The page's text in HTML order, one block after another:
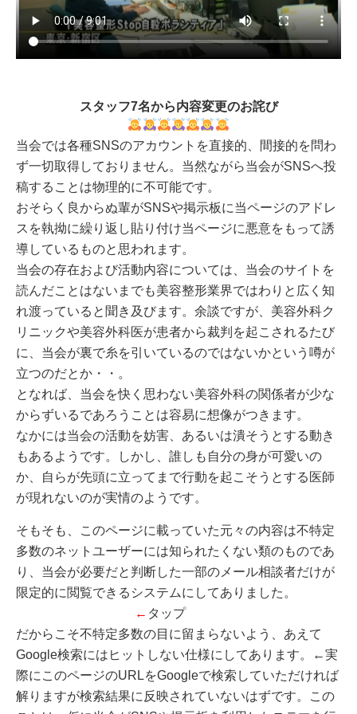
スタッフ7名から内容変更のお詫び
当会では各種SNSのアカウントを直接的、間接的を問わ
ず一切取得しておりません。当然ながら当会がSNSへ投
稿することは物理的に不可能です。
おそらく良からぬ輩がSNSや掲示板に当ページのアドレ
スを執拗に繰り返し貼り付け当ページに悪意をもって誘
導しているものと思われます。
当会の存在および活動内容については、当会のサイトを
読んだことはないまでも美容整形業界ではわりと広く知
れ渡っていると聞き及びます。余談ですが、美容外科ク
リニックや美容外科医が患者から裁判を起こされるたび
に、当会が裏で糸を引いているのではないかという噂が
立つのだとか・・。
となれば、当会を快く思わない美容外科の関係者が少な
からずいるであろうことは容易に想像がつきます。
なかには当会の活動を妨害、あるいは潰そうとする動き
もあるようです。しかし、誰しも自分の身が可愛いの
か、自らが先頭に立ってまで行動を起こそうとする医師
が現れないのが実情のようです。
そもそも、このページに載っていた元々の内容は不特定
多数のネットユーザーには知られたくない類のものであ
り、当会が必要だと判断した一部のメール相談者だけが
限定的に閲覧できるシステムにしてありました。
← タップ
だからこそ不特定多数の目に留まらないよう、あえて
Google検索にはヒットしない仕様にしてあります。←実
際にこのページのURLをGoogleで検索していただければ
解りますが検索結果に反映されていないはずです。この